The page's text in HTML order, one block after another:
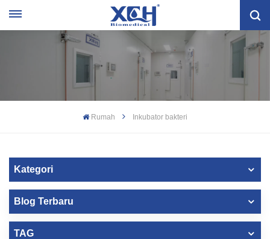
Rumah Inkubator bakteri
Kategori
Blog Terbaru
TAG